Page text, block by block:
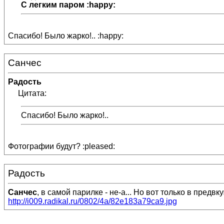
С легким паром :happy:
Спасибо! Было жарко!.. :happy:
Санчес
Радость
Цитата:
Спасибо! Было жарко!..
Фотографии будут? :pleased:
Радость
Санчес, в самой парилке - не-а... Но вот только в
http://i009.radikal.ru/0802/4a/82e183a79ca9.jpg